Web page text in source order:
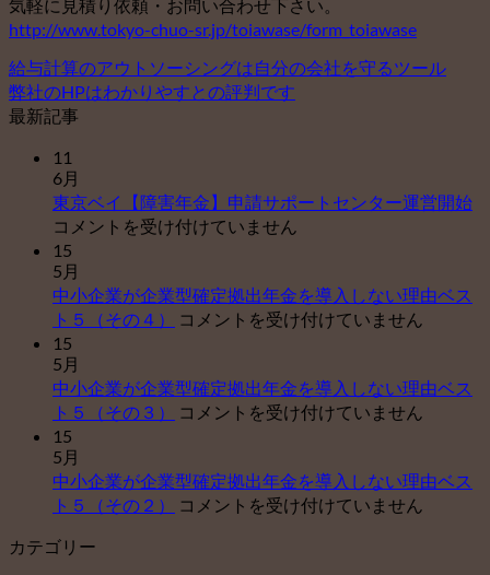
気軽に見積り依頼・お問い合わせ下さい。
http://www.tokyo-chuo-sr.jp/toiawase/form_toiawase
給与計算のアウトソーシングは自分の会社を守るツール
弊社のHPはわかりやすとの評判です
最新記事
11
6月
東京ベイ【障害年金】申請サポートセンター運営開始東
申
ー
コメントを受け付けていません
15
5月
中小企業が企業型確定拠出年金を導入しない理由ベス
ト５（その４）
中
業
が
型
確
コメントを受け付けていません
15
5月
中小企業が企業型確定拠出年金を導入しない理由ベス
ト５（その３）
中
業
が
コメントを受け付けていません
15
5月
中小企業が企業型確定拠出年金を導入しない理由ベス
ト５（その２）
中
コメントを受け付けていません
カテゴリー